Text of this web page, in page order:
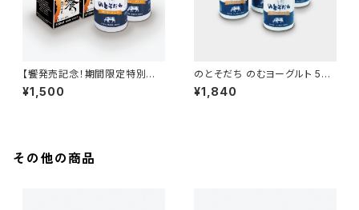
【饗発売記念！期間限定特別価
格！】饗2本＋のとそだちのむヨ
ーグルト500ml2本
¥1,500
のとそだち のむヨーグルト 500
ml 4本
¥1,840
その他の商品